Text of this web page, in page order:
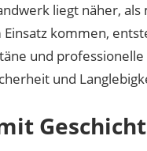
liegt näher,
kommen,
und
und